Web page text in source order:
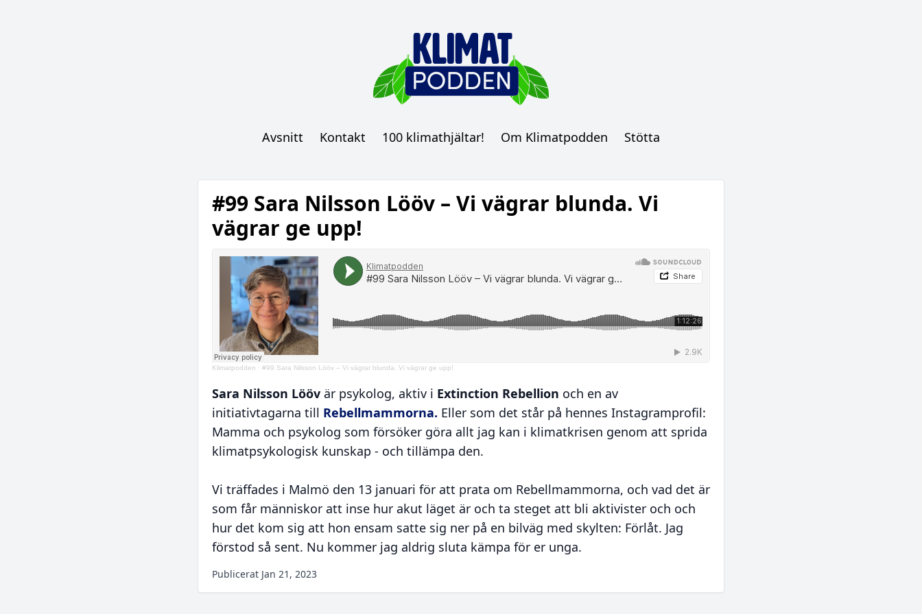
Avsnitt Kontakt 100 klimathjältar! Om Klimatpodden Stötta
#99 Sara Nilsson Lööv – Vi vägrar blunda. Vi
vägrar ge upp!
Klimatpodden · #99 Sara Nilsson Lööv – Vi vägrar blunda. Vi vägrar ge upp!
Sara Nilsson Lööv är psykolog, aktiv i Extinction Rebellion och en av
initiativtagarna till Rebellmammorna. Eller som det står på hennes Instagramprofil:
Mamma och psykolog som försöker göra allt jag kan i klimatkrisen genom att sprida
klimatpsykologisk kunskap - och tillämpa den.
Vi träffades i Malmö den 13 januari för att prata om Rebellmammorna, och vad det är
som får människor att inse hur akut läget är och ta steget att bli aktivister och och
hur det kom sig att hon ensam satte sig ner på en bilväg med skylten: Förlåt. Jag
förstod så sent. Nu kommer jag aldrig sluta kämpa för er unga.
Publicerat Jan 21, 2023